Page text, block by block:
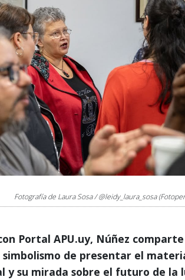
Fotografía de Laura Sosa / @leidy_laura_sosa
Portal APU.uy, Núñez
simbolismo de presentar el
y su mirada sobre el futuro de la